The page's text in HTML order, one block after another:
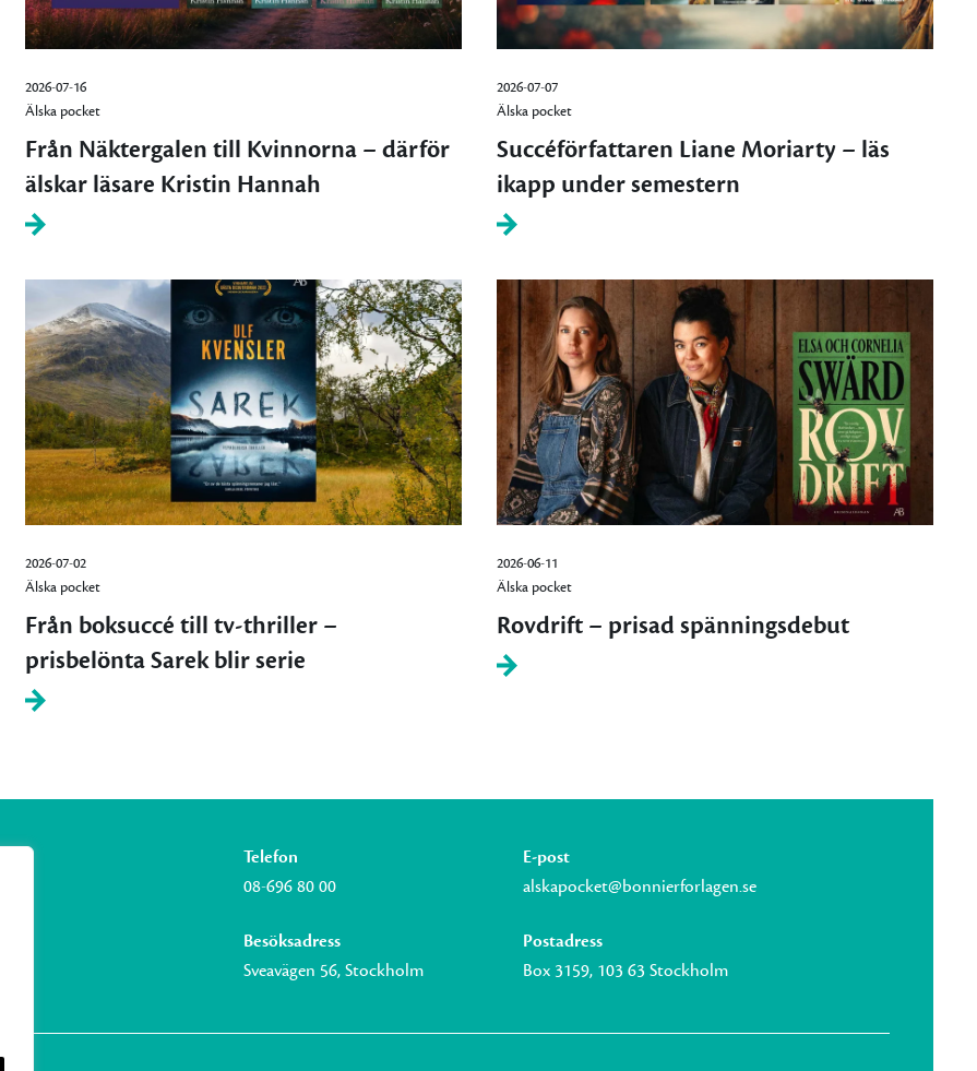
2026-07-16
Älska pocket
Från Näktergalen till Kvinnorna – därför
älskar läsare Kristin Hannah
2026-07-07
Älska pocket
Succéförfattaren Liane Moriarty – läs
ikapp under semestern
2026-07-02
Älska pocket
Från boksuccé till tv-thriller –
prisbelönta Sarek blir serie
2026-06-11
Älska pocket
Rovdrift – prisad spänningsdebut
Telefon
08-696 80 00
E-post
alskapocket@bonnierforlagen.se
Besöksadress
Sveavägen 56, Stockholm
Postadress
Box 3159, 103 63 Stockholm